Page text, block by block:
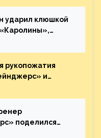
игру
ударил клюшкой
рукопожатия
и
офф. Видео
поделился